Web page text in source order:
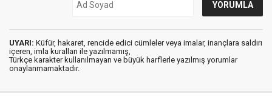
UYARI: Küfür, hakaret, rencide edici cümleler veya imalar, inançlara saldırı
içeren, imla kuralları ile yazılmamış,
Türkçe karakter kullanılmayan ve büyük harflerle yazılmış yorumlar
onaylanmamaktadır.